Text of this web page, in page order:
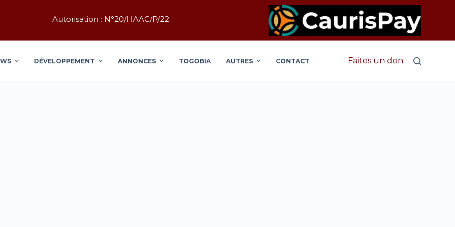
Autorisation : N°20/HAAC/P/22
DÉVELOPPEMENT ANNONCES TOGOBIA AUTRES CONTACT Faites un don